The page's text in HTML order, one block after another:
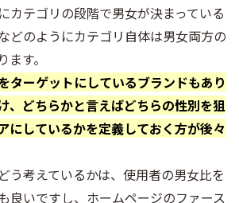
カテゴリの段階で男女が決まっている
どのようにカテゴリ自体は男女両方の
す。
ターゲットにしているブランドもあり
、どちらかと言えばどちらの性別を狙
にしているかを定義しておく方が後々
う考えているかは、使用者の男女比を
良いですし、ホームページのファース